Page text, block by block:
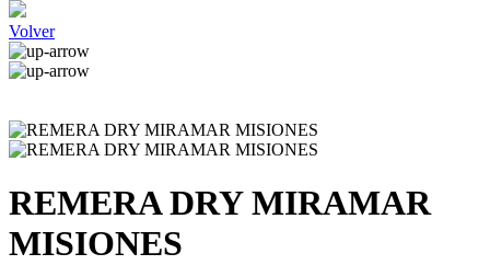
Volver
REMERA DRY MIRAMAR
MISIONES